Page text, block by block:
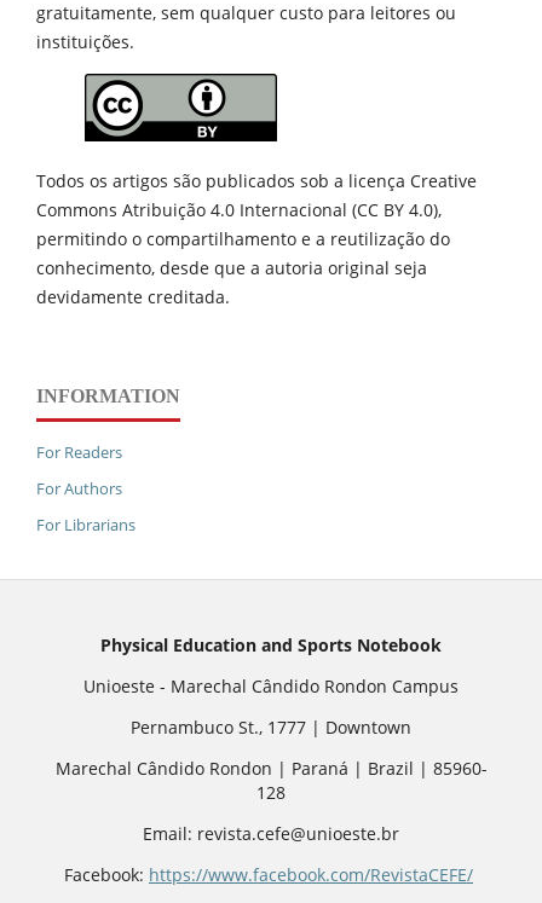
gratuitamente, sem qualquer custo para leitores ou
instituições.
Todos os artigos são publicados sob a licença Creative
Commons Atribuição 4.0 Internacional (CC BY 4.0),
permitindo o compartilhamento e a reutilização do
conhecimento, desde que a autoria original seja
devidamente creditada.
INFORMATION
For Readers
For Authors
For Librarians
Physical Education and Sports Notebook
Unioeste - Marechal Cândido Rondon Campus
Pernambuco St., 1777 | Downtown
Marechal Cândido Rondon | Paraná | Brazil | 85960-
128
Email: revista.cefe@unioeste.br
Facebook: https://www.facebook.com/RevistaCEFE/